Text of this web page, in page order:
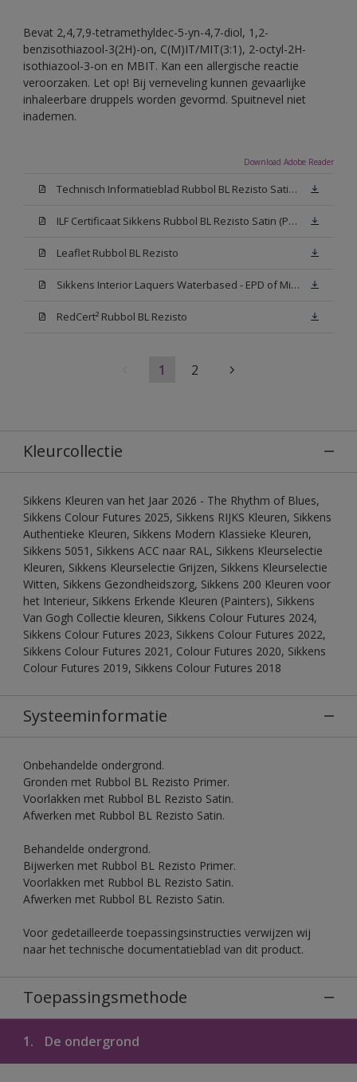
Bevat 2,4,7,9-tetramethyldec-5-yn-4,7-diol, 1,2-
benzisothiazool-3(2H)-on, C(M)IT/MIT(3:1), 2-octyl-2H-
isothiazool-3-on en MBIT. Kan een allergische reactie
veroorzaken. Let op! Bij verneveling kunnen gevaarlijke
inhaleerbare druppels worden gevormd. Spuitnevel niet
inademen.
Download Adobe Reader
Technisch Informatieblad Rubbol BL Rezisto Satin (PDF)
ILF Certificaat Sikkens Rubbol BL Rezisto Satin (PDF)
Leaflet Rubbol BL Rezisto
Sikkens Interior Laquers Waterbased - EPD of Milieuproductverklaring
RedCert² Rubbol BL Rezisto
1 2
Kleurcollectie
Sikkens Kleuren van het Jaar 2026 - The Rhythm of Blues,
Sikkens Colour Futures 2025, Sikkens RIJKS Kleuren, Sikkens
Authentieke Kleuren, Sikkens Modern Klassieke Kleuren,
Sikkens 5051, Sikkens ACC naar RAL, Sikkens Kleurselectie
Kleuren, Sikkens Kleurselectie Grijzen, Sikkens Kleurselectie
Witten, Sikkens Gezondheidszorg, Sikkens 200 Kleuren voor
het Interieur, Sikkens Erkende Kleuren (Painters), Sikkens
Van Gogh Collectie kleuren, Sikkens Colour Futures 2024,
Sikkens Colour Futures 2023, Sikkens Colour Futures 2022,
Sikkens Colour Futures 2021, Colour Futures 2020, Sikkens
Colour Futures 2019, Sikkens Colour Futures 2018
Systeeminformatie
Onbehandelde ondergrond.
Gronden met Rubbol BL Rezisto Primer.
Voorlakken met Rubbol BL Rezisto Satin.
Afwerken met Rubbol BL Rezisto Satin.
Behandelde ondergrond.
Bijwerken met Rubbol BL Rezisto Primer.
Voorlakken met Rubbol BL Rezisto Satin.
Afwerken met Rubbol BL Rezisto Satin.
Voor gedetailleerde toepassingsinstructies verwijzen wij
naar het technische documentatieblad van dit product.
Toepassingsmethode
1. De ondergrond